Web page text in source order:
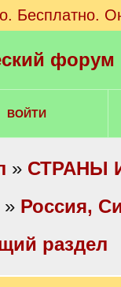
Бесплатно.
ВОЙТИ
» СТРАНЫ
» Россия,
раздел